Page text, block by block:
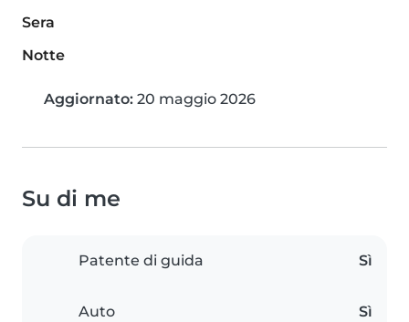
Sera
Notte
Aggiornato: 20 maggio 2026
Su di me
Patente di guida Sì
Auto Sì